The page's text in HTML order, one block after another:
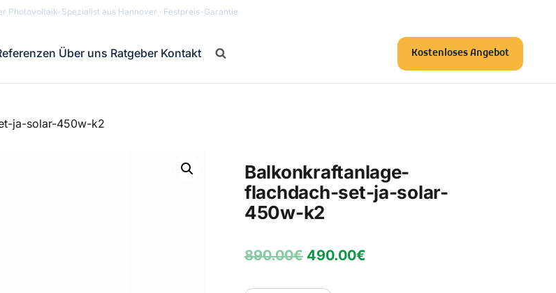
Photovoltaik-Spezialist aus Hannover · Festpreis-Garantie
Über uns Ratgeber Kontakt Kostenloses Angebot
ja-solar-450w-k2
Balkonkraftanlage-
flachdach-set-ja-solar-
450w-k2
890.00€ Ursprünglicher
490.00€Aktueller